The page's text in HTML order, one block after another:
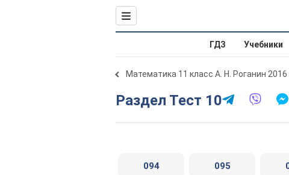
ГДЗ Учебники
Математика 11 класс А. Н. Роганин 2016
Раздел Тест 10
094 095